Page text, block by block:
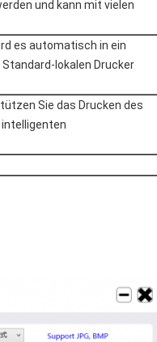
und kann mit vielen
es automatisch in ein
lokalen Drucker
Sie das Drucken des
intelligenten